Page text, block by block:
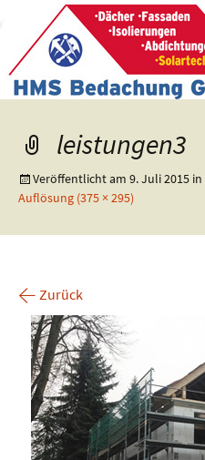
leistungen3
Veröffentlicht am 9. Juli 2015 in
Auflösung (375 × 295)
← Zurück